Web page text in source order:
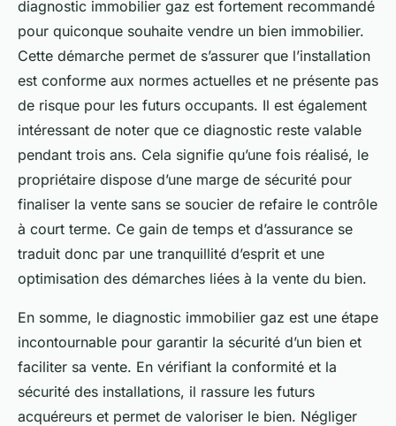
diagnostic immobilier gaz est fortement recommandé
pour quiconque souhaite vendre un bien immobilier.
Cette démarche permet de s’assurer que l’installation
est conforme aux normes actuelles et ne présente pas
de risque pour les futurs occupants. Il est également
intéressant de noter que ce diagnostic reste valable
pendant trois ans. Cela signifie qu’une fois réalisé, le
propriétaire dispose d’une marge de sécurité pour
finaliser la vente sans se soucier de refaire le contrôle
à court terme. Ce gain de temps et d’assurance se
traduit donc par une tranquillité d’esprit et une
optimisation des démarches liées à la vente du bien.
En somme, le diagnostic immobilier gaz est une étape
incontournable pour garantir la sécurité d’un bien et
faciliter sa vente. En vérifiant la conformité et la
sécurité des installations, il rassure les futurs
acquéreurs et permet de valoriser le bien. Négliger